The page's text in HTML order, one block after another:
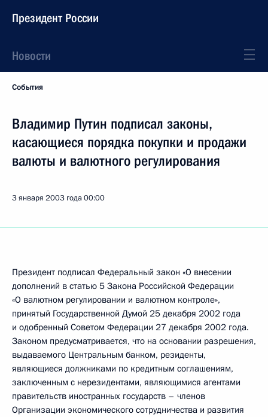
Президент России
Новости
События
Владимир Путин подписал законы,
касающиеся порядка покупки и продажи
валюты и валютного регулирования
3 января 2003 года00:00
Президент подписал Федеральный закон «О внесении
дополнений в статью 5 Закона Российской Федерации
«О валютном регулировании и валютном контроле»,
принятый Государственной Думой 25 декабря 2002 года
и одобренный Советом Федерации 27 декабря 2002 года.
Законом предусматривается, что на основании разрешения,
выдаваемого Центральным банком, резиденты,
являющиеся должниками по кредитным соглашениям,
заключенным с нерезидентами, являющимися агентами
правительств иностранных государств – членов
Организации экономического сотрудничества и развития